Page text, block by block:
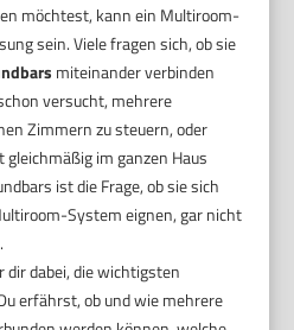
möchtest, kann ein Multiroom-
sein. Viele fragen sich, ob sie
miteinander verbinden
versucht, mehrere
Zimmern zu steuern, oder
im ganzen Haus
ist die Frage, ob sie sich
System eignen, gar nicht
dabei, die wichtigsten
erfährst, ob und wie mehrere